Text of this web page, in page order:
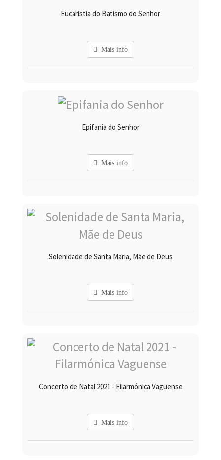
Eucaristia do Batismo do Senhor
Mais info
Epifania do Senhor
Mais info
Solenidade de Santa Maria, Mãe de Deus
Mais info
Concerto de Natal 2021 - Filarmónica Vaguense
Mais info